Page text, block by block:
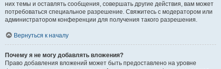
них темы и оставлять сообщения, совершать другие действия, вам может
потребоваться специальное разрешение. Свяжитесь с модератором или
администратором конференции для получения такого разрешения.
Вернуться к началу
Почему я не могу добавлять вложения?
Право добавления вложений может быть предоставлено на уровне